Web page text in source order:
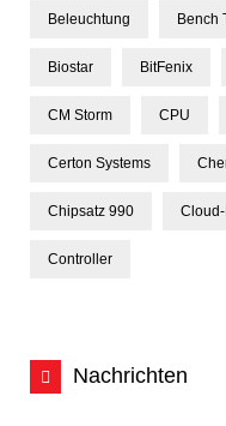
Beleuchtung Bench
Biostar BitFenix
CM Storm CPU
Certon Systems
Chipsatz 990
Controller
Nachrichten